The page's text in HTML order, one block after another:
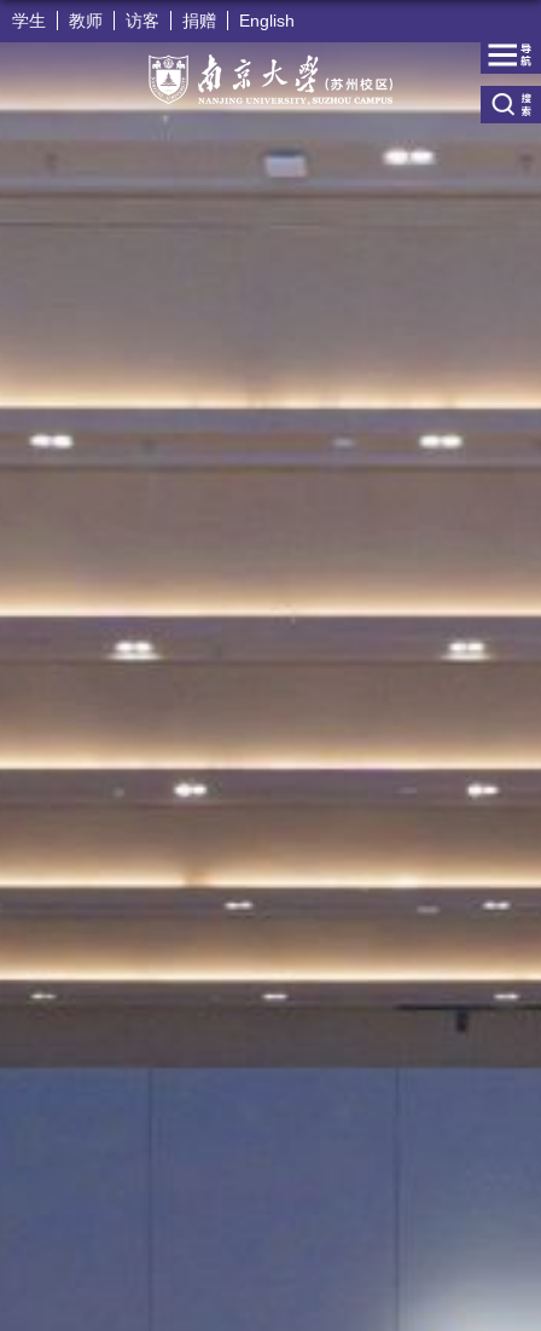
学生 教师 访客 捐赠 English